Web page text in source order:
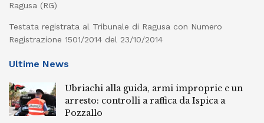
Ragusa (RG)
Testata registrata al Tribunale di Ragusa con Numero
Registrazione 1501/2014 del 23/10/2014
Ultime News
Ubriachi alla guida, armi improprie e un
arresto: controlli a raffica da Ispica a
Pozzallo